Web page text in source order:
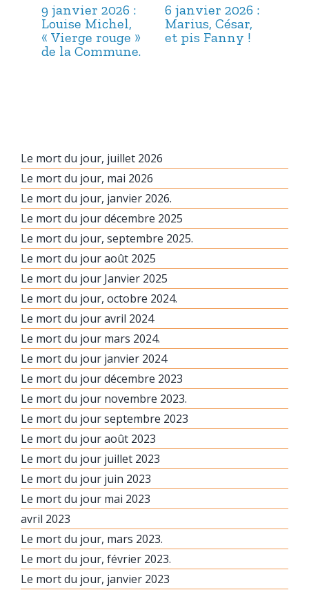
9 janvier 2026 :
Louise Michel,
« Vierge rouge »
de la Commune.
6 janvier 2026 :
Marius, César,
et pis Fanny !
Le mort du jour, juillet 2026
Le mort du jour, mai 2026
Le mort du jour, janvier 2026.
Le mort du jour décembre 2025
Le mort du jour, septembre 2025.
Le mort du jour août 2025
Le mort du jour Janvier 2025
Le mort du jour, octobre 2024.
Le mort du jour avril 2024
Le mort du jour mars 2024.
Le mort du jour janvier 2024
Le mort du jour décembre 2023
Le mort du jour novembre 2023.
Le mort du jour septembre 2023
Le mort du jour août 2023
Le mort du jour juillet 2023
Le mort du jour juin 2023
Le mort du jour mai 2023
avril 2023
Le mort du jour, mars 2023.
Le mort du jour, février 2023.
Le mort du jour, janvier 2023